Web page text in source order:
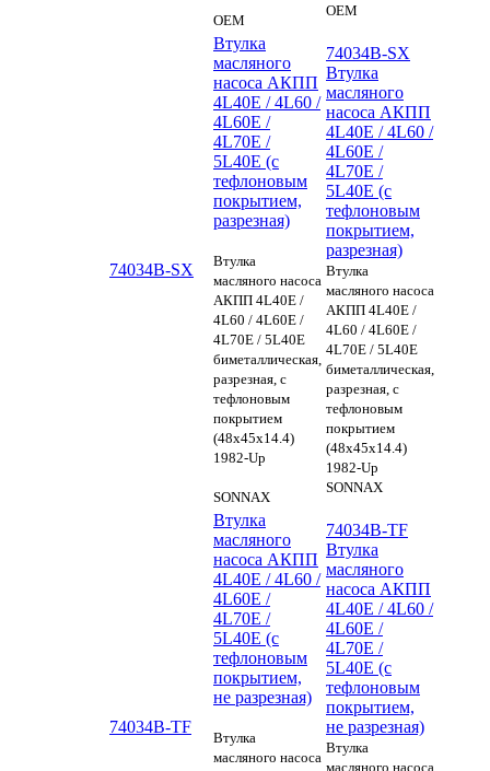
OEM
OEM
74034B-SX
Втулка
масляного
насоса АКПП
4L40E / 4L60 /
4L60E /
4L70E /
5L40E (с
тефлоновым
покрытием,
разрезная)
Втулка
масляного насоса
АКПП 4L40E /
4L60 / 4L60E /
4L70E / 5L40E
биметаллическая,
разрезная, с
тефлоновым
покрытием
(48x45x14.4)
1982-Up
SONNAX
74034B-SX
Втулка
масляного
насоса АКПП
4L40E / 4L60 /
4L60E /
4L70E /
5L40E (с
тефлоновым
покрытием,
разрезная)
Втулка
масляного насоса
АКПП 4L40E /
4L60 / 4L60E /
4L70E / 5L40E
биметаллическая,
разрезная, с
тефлоновым
покрытием
(48x45x14.4)
1982-Up
SONNAX
74034B-TF
Втулка
масляного
насоса АКПП
4L40E / 4L60 /
4L60E /
4L70E /
5L40E (с
тефлоновым
покрытием,
не разрезная)
Втулка
масляного насоса
74034B-TF
Втулка
масляного
насоса АКПП
4L40E / 4L60 /
4L60E /
4L70E /
5L40E (с
тефлоновым
покрытием,
не разрезная)
Втулка
масляного насоса